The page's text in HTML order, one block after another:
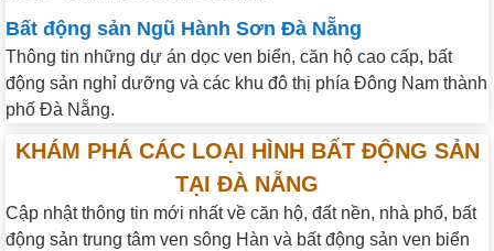
Bất động sản Ngũ Hành Sơn Đà Nẵng
Thông tin những dự án dọc ven biển, căn hộ cao cấp, bất
động sản nghỉ dưỡng và các khu đô thị phía Đông Nam thành
phố Đà Nẵng.
KHÁM PHÁ CÁC LOẠI HÌNH BẤT ĐỘNG SẢN
TẠI ĐÀ NẴNG
Cập nhật thông tin mới nhất về căn hộ, đất nền, nhà phố, bất
động sản trung tâm ven sông Hàn và bất động sản ven biển